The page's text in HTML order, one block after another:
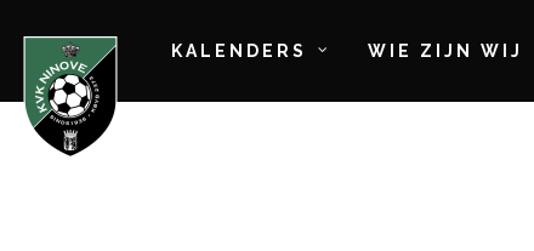
KALENDERS WIE ZIJN WIJ